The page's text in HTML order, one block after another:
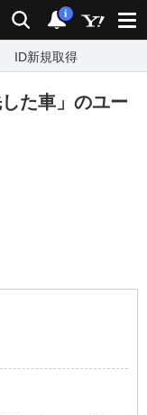
検索 通知
i
ID新規取得
た車」のユー